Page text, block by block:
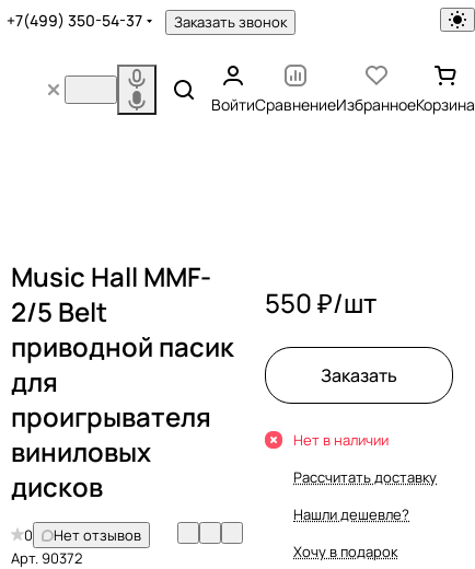
+7(499) 350-54-37 Заказать звонок
ВойтиСравнениеИзбранноеКорзина
Music Hall MMF-
2/5 Belt
приводной пасик
для
проигрывателя
виниловых
дисков
0
Нет отзывов
Арт.90372
550 ₽/шт
Заказать
Нет в наличии
Рассчитать доставку
Нашли дешевле?
Хочу в подарок